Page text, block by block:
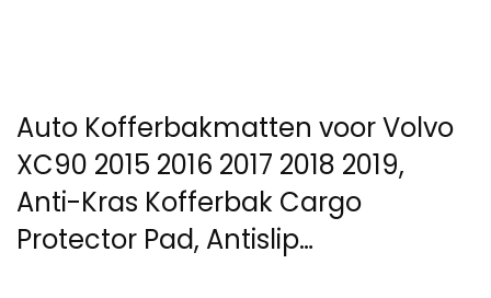
Auto Kofferbakmatten voor Volvo
XC90 2015 2016 2017 2018 2019,
Anti-Kras Kofferbak Cargo
Protector Pad, Antislip…